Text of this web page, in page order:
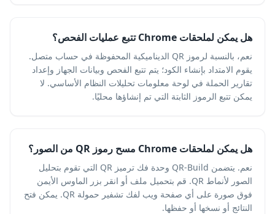
هل يمكن لملحقات Chrome تتبع عمليات الفحص؟
نعم، بالنسبة لرموز QR الديناميكية المحفوظة في حساب متصل.
يقوم الامتداد بإنشاء الكود؛ يتم تتبع الفحص وبيانات الجهاز وإعداد
تقارير الحملة في لوحة معلومات تحليلات النظام الأساسي. لا
يمكن تتبع الرموز الثابتة التي تم إنشاؤها محليًا.
هل يمكن لملحقات Chrome مسح رموز QR من الصور؟
نعم. يتضمن QR-Build وحدة فك ترميز QR التي تقوم بتحليل
الصور لأنماط QR. قم بتحميل ملف أو انقر بزر الماوس الأيمن
فوق صورة على أي صفحة ويب لفك تشفير حمولة QR. يمكن فتح
النتائج أو نسخها أو حفظها.